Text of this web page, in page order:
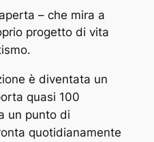
– che mira a
progetto di vita
è diventata un
quasi 100
un punto di
quotidianamente